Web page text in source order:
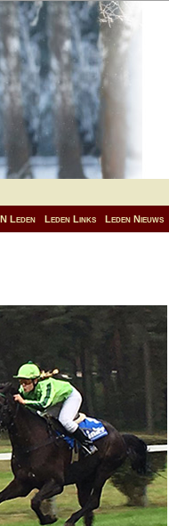
Leden Leden Links Leden Nieuws